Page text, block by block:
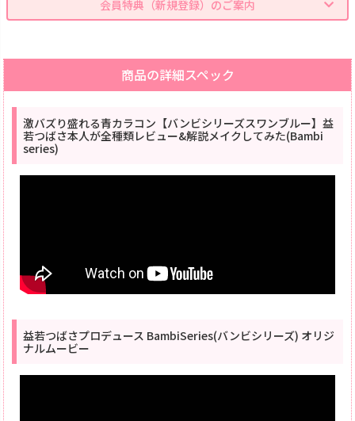
会員特典（新規登録）のご案内
商品の詳細スペック
激バズり盛れる青カラコン【バンビシリーズスワンブルー】益
若つばさ本人が全種類レビュー&解説メイクしてみた(Bambi
series)
益若つばさプロデュース BambiSeries(バンビシリーズ) オリジ
ナルムービー